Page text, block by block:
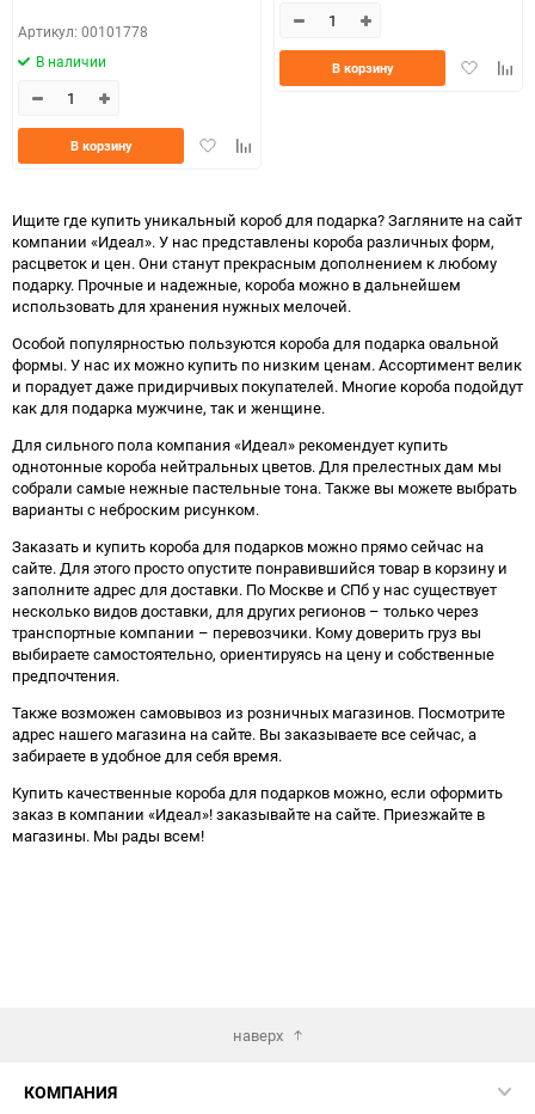
Артикул: 00101778
В наличии
ДобавитьДобавить
В корзину
Добавить
В корзину
Ищите где купить уникальный короб для подарка? Загляните на сайт
компании «Идеал». У нас представлены короба различных форм,
расцветок и цен. Они станут прекрасным дополнением к любому
подарку. Прочные и надежные, короба можно в дальнейшем
использовать для хранения нужных мелочей.
Особой популярностью пользуются короба для подарка овальной
формы. У нас их можно купить по низким ценам. Ассортимент велик
и порадует даже придирчивых покупателей. Многие короба подойдут
как для подарка мужчине, так и женщине.
Для сильного пола компания «Идеал» рекомендует купить
однотонные короба нейтральных цветов. Для прелестных дам мы
собрали самые нежные пастельные тона. Также вы можете выбрать
варианты с неброским рисунком.
Заказать и купить короба для подарков можно прямо сейчас на
сайте. Для этого просто опустите понравившийся товар в корзину и
заполните адрес для доставки. По Москве и СПб у нас существует
несколько видов доставки, для других регионов – только через
транспортные компании – перевозчики. Кому доверить груз вы
выбираете самостоятельно, ориентируясь на цену и собственные
предпочтения.
Также возможен самовывоз из розничных магазинов. Посмотрите
адрес нашего магазина на сайте. Вы заказываете все сейчас, а
забираете в удобное для себя время.
Купить качественные короба для подарков можно, если оформить
заказ в компании «Идеал»! заказывайте на сайте. Приезжайте в
магазины. Мы рады всем!
наверх
КОМПАНИЯ